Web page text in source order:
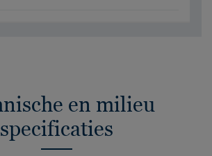
en milieu
specificaties